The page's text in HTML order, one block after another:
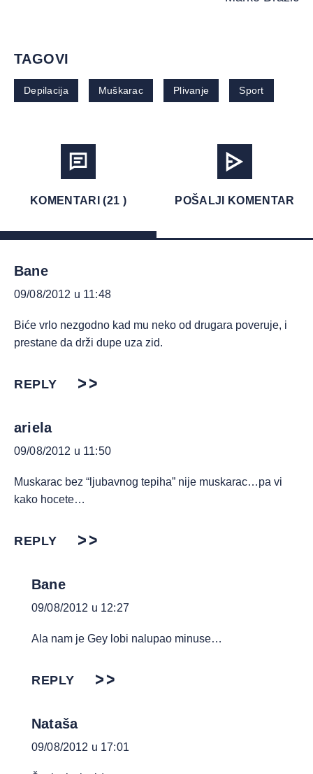
TAGOVI
Depilacija Muškarac Plivanje Sport
KOMENTARI (21 ) POŠALJI KOMENTAR
Bane
09/08/2012 u 11:48
Biće vrlo nezgodno kad mu neko od drugara poveruje, i
prestane da drži dupe uza zid.
REPLY
ariela
09/08/2012 u 11:50
Muskarac bez “ljubavnog tepiha” nije muskarac…pa vi
kako hocete…
REPLY
Bane
09/08/2012 u 12:27
Ala nam je Gey lobi nalupao minuse…
REPLY
Nataša
09/08/2012 u 17:01